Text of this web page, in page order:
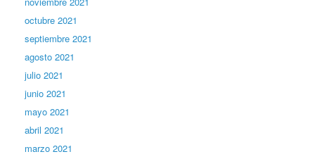
octubre 2021
septiembre 2021
agosto 2021
julio 2021
junio 2021
mayo 2021
abril 2021
marzo 2021